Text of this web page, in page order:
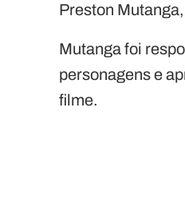
Preston
Mutanga foi
personagens e
filme.